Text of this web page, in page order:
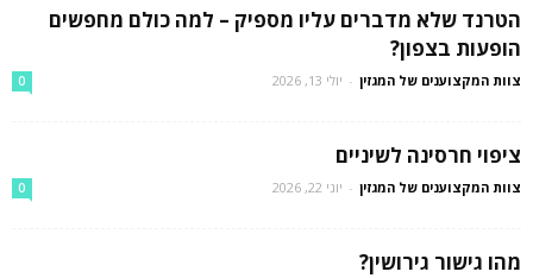
הטרנד שלא מדברים עליו מספיק – למה כולם מחפשים
הופעות בצפון?
צוות המקצוענים של המגזין - יולי 13, 2026 0
ציפוי חרסינה לשיניים
צוות המקצוענים של המגזין - יוני 22, 2026 0
מהו גישור גירושין?